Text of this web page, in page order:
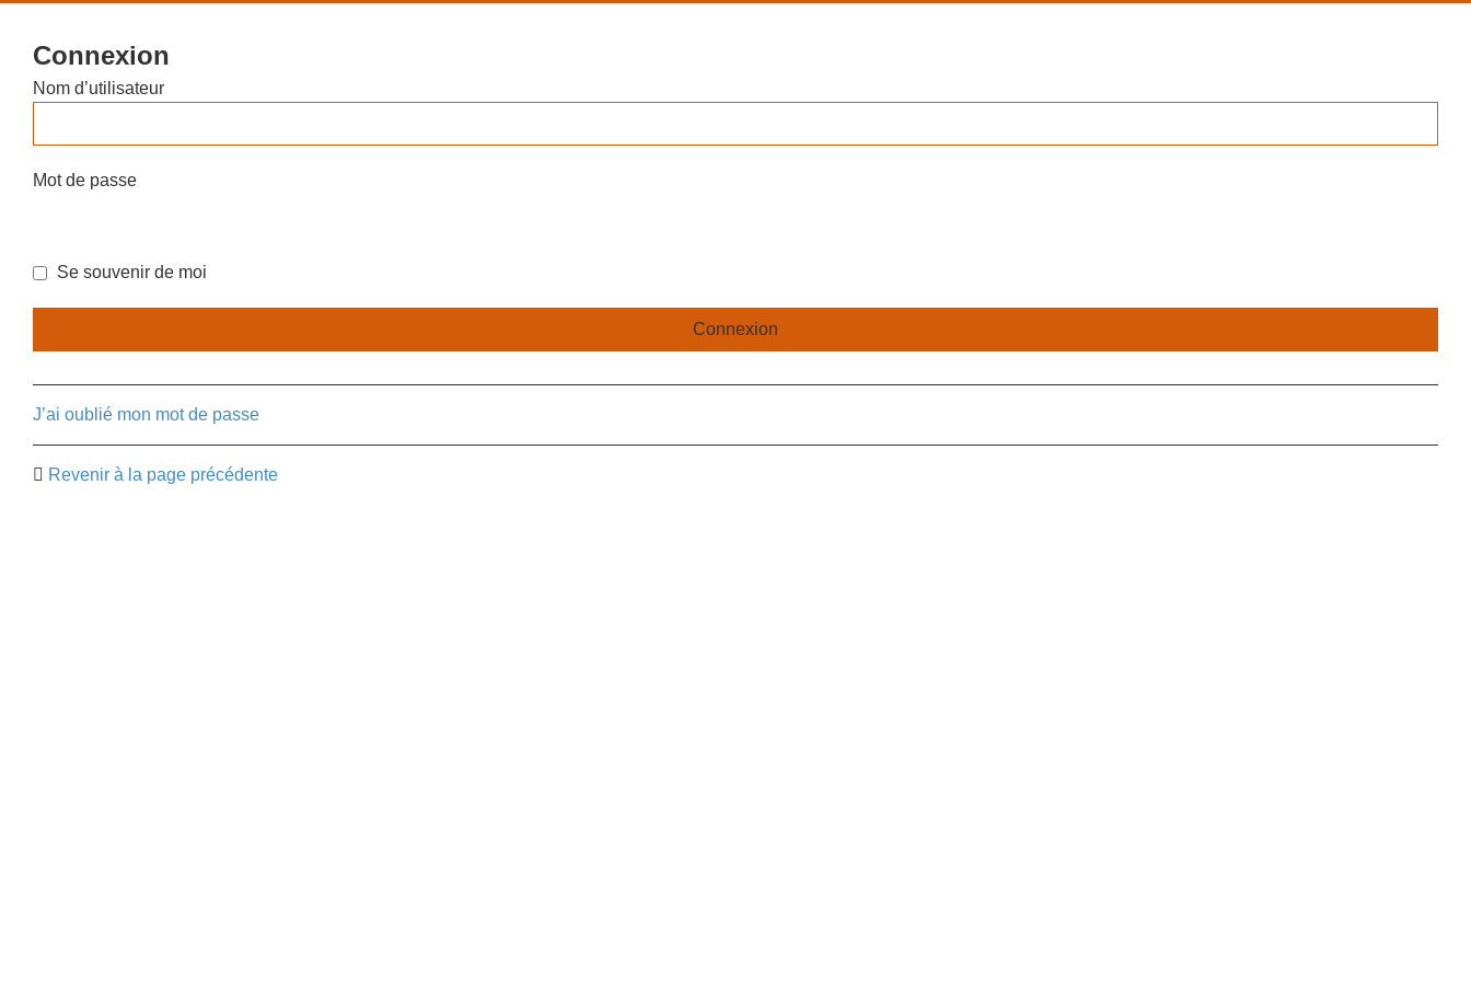
Connexion
Nom d’utilisateur
Mot de passe
Se souvenir de moi
J’ai oublié mon mot de passe
Revenir à la page précédente